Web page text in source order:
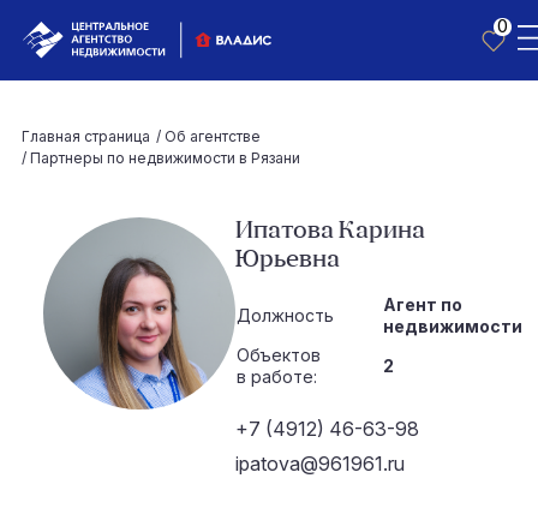
0
Главная страница / Об агентстве
/ Партнеры по недвижимости в Рязани
Ипатова Карина
Юрьевна
Должность
Агент по
недвижимости
Объектов
в работе:
2
+7 (4912) 46-63-98
ipatova@961961.ru